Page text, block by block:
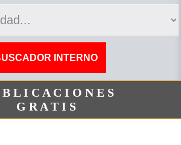
B L I C A C I O N E S
G R A T I S